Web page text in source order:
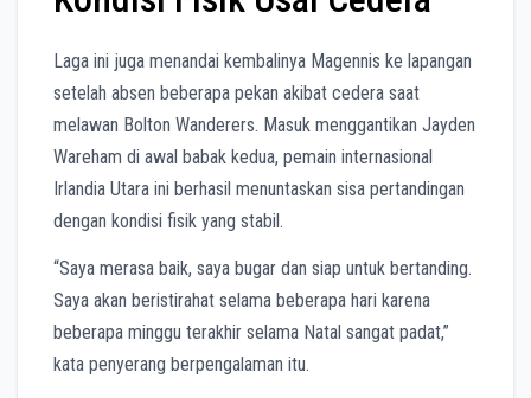
Laga ini juga menandai kembalinya Magennis ke lapangan
setelah absen beberapa pekan akibat cedera saat
melawan Bolton Wanderers. Masuk menggantikan Jayden
Wareham di awal babak kedua, pemain internasional
Irlandia Utara ini berhasil menuntaskan sisa pertandingan
dengan kondisi fisik yang stabil.
“Saya merasa baik, saya bugar dan siap untuk bertanding.
Saya akan beristirahat selama beberapa hari karena
beberapa minggu terakhir selama Natal sangat padat,”
kata penyerang berpengalaman itu.